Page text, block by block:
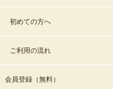
初めての方へ
ご利用の流れ
会員登録（無料）